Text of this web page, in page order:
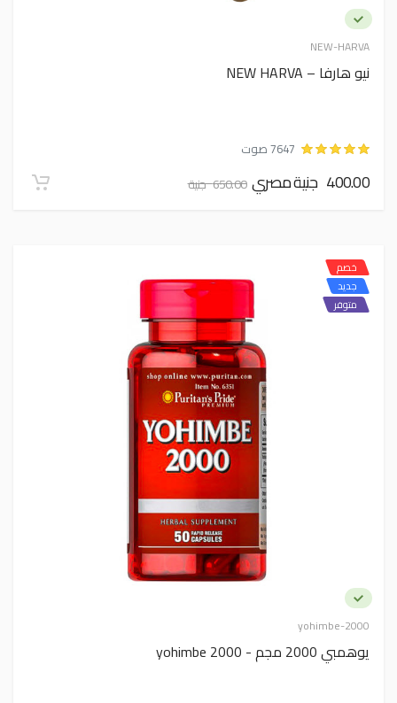
NEW-HARVA
نيو هارفا – NEW HARVA
7647 صوت
400.00 جنية مصري 650.00 جنية
yohimbe-2000
خصم
جديد
متوفر
يوهمبي 2000 مجم - yohimbe 2000